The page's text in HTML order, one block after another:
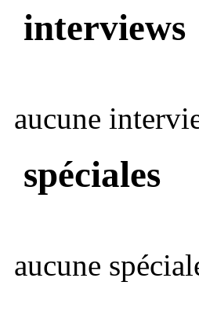
interviews
aucune
spéciales
aucune